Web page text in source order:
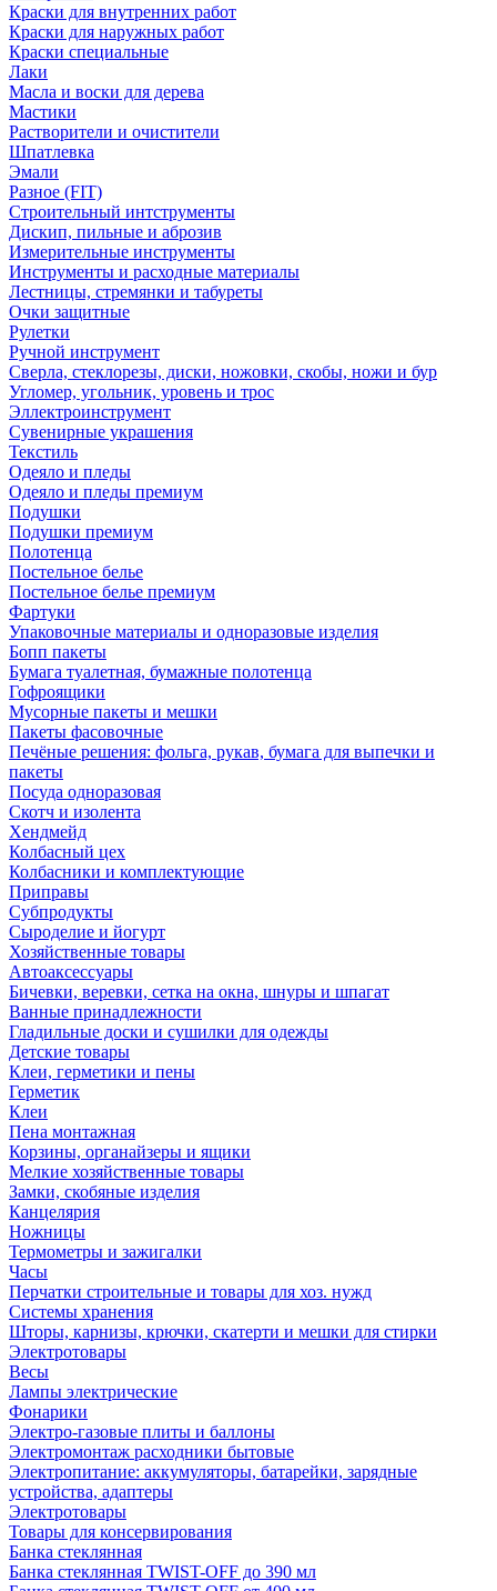
Краски для внутренних работ
Краски для наружных работ
Краски специальные
Лаки
Масла и воски для дерева
Мастики
Растворители и очистители
Шпатлевка
Эмали
Разное (FIT)
Строительный интструменты
Дискип, пильные и аброзив
Измерительные инструменты
Инструменты и расходные материалы
Лестницы, стремянки и табуреты
Очки защитные
Рулетки
Ручной инструмент
Сверла, стеклорезы, диски, ножовки, скобы, ножи и бур
Угломер, угольник, уровень и трос
Эллектроинструмент
Сувенирные украшения
Текстиль
Одеяло и пледы
Одеяло и пледы премиум
Подушки
Подушки премиум
Полотенца
Постельное белье
Постельное белье премиум
Фартуки
Упаковочные материалы и одноразовые изделия
Бопп пакеты
Бумага туалетная, бумажные полотенца
Гофроящики
Мусорные пакеты и мешки
Пакеты фасовочные
Печёные решения: фольга, рукав, бумага для выпечки и
пакеты
Посуда одноразовая
Скотч и изолента
Хендмейд
Колбасный цех
Колбасники и комплектующие
Приправы
Субпродукты
Сыроделие и йогурт
Хозяйственные товары
Автоаксессуары
Бичевки, веревки, сетка на окна, шнуры и шпагат
Ванные принадлежности
Гладильные доски и сушилки для одежды
Детские товары
Клеи, герметики и пены
Герметик
Клеи
Пена монтажная
Корзины, органайзеры и ящики
Мелкие хозяйственные товары
Замки, скобяные изделия
Канцелярия
Ножницы
Термометры и зажигалки
Часы
Перчатки строительные и товары для хоз. нужд
Системы хранения
Шторы, карнизы, крючки, скатерти и мешки для стирки
Электротовары
Весы
Лампы электрические
Фонарики
Электро-газовые плиты и баллоны
Электромонтаж расходники бытовые
Электропитание: аккумуляторы, батарейки, зарядные
устройства, адаптеры
Электротовары
Товары для консервирования
Банка стеклянная
Банка стеклянная TWIST-OFF до 390 мл